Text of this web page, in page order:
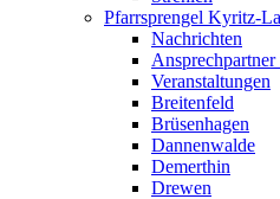
Pfarrsprengel Kyritz-
Nachrichten
Ansprechpartner
Veranstaltungen
Breitenfeld
Brüsenhagen
Dannenwalde
Demerthin
Drewen